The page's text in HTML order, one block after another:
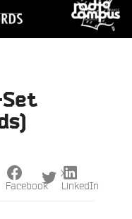
Set
Facebook
X
LinkedIn